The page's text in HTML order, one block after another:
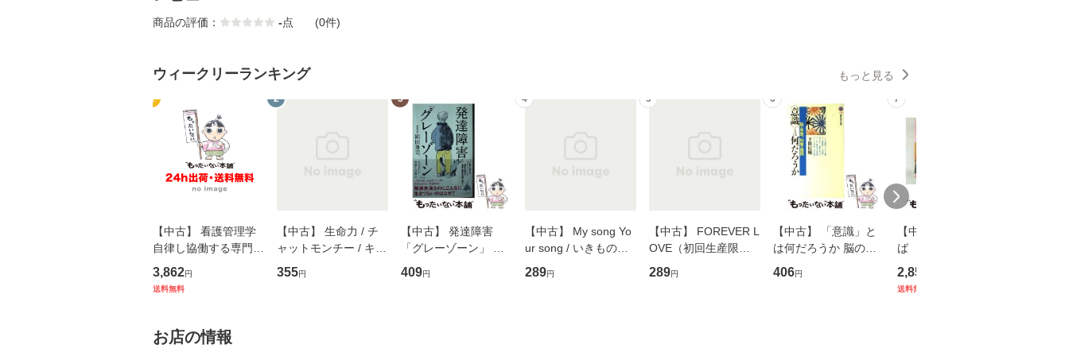
商品の評価： -点 (0件)
ウィークリーランキング もっと見る
1
【中古】 看護管理学
自律し協働する専門職
の看護マネジメントス
キル 改訂第3版 (看護
堂 [単行
3,862円
送料無料
2
【中古】 生命力 / チ
ャットモンチー / キュ
ーンレコード [CD]
【メール便送料無料】
355円
3
【中古】 発達障害
「グレーゾーン」 そ
の正しい理解と克服法
(SB新書 572) / 岡田尊
409円
4
【中古】 My song Yo
ur song / いきものが
かり / [CD]【メール便
送料無料】
289円
5
【中古】 FOREVER L
OVE（初回生産限定
盤） / 清水翔太×加藤
ミリヤ / [CD]【メール
289円
6
【中古】 「意識」と
は何だろうか 脳の来
歴、知覚の錯誤 （講
談社現代新書） / 下条
406円
7
【中古】 耳をすませ
ば 〈2枚組〉 [DVD] /
ブエナ・ビスタ・ホー
ム・エンターテイメン
2,852
送料無料
お店の情報